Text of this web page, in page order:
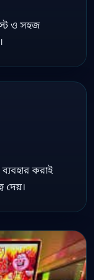
ও সহজ
করাই
দেয়।